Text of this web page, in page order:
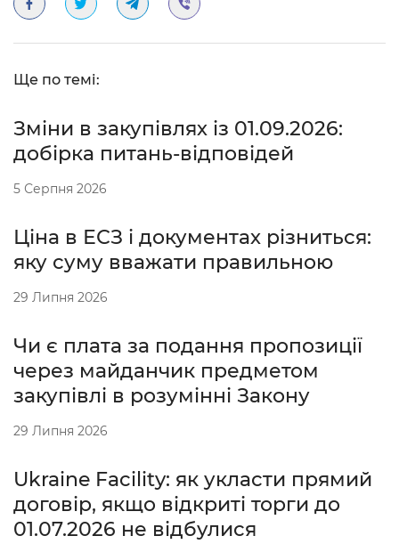
Ще по темі:
Зміни в закупівлях із 01.09.2026:
добірка питань-відповідей
5 Серпня 2026
Ціна в ЕСЗ і документах різниться:
яку суму вважати правильною
29 Липня 2026
Чи є плата за подання пропозиції
через майданчик предметом
закупівлі в розумінні Закону
29 Липня 2026
Ukraine Facility: як укласти прямий
договір, якщо відкриті торги до
01.07.2026 не відбулися